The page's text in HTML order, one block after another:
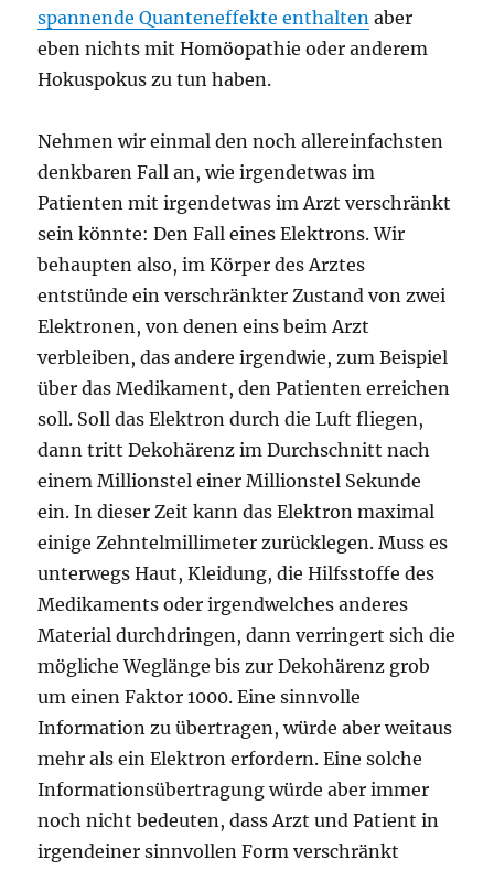
spannende Quanteneffekte enthalten aber
eben nichts mit Homöopathie oder anderem
Hokuspokus zu tun haben.
Nehmen wir einmal den noch allereinfachsten
denkbaren Fall an, wie irgendetwas im
Patienten mit irgendetwas im Arzt verschränkt
sein könnte: Den Fall eines Elektrons. Wir
behaupten also, im Körper des Arztes
entstünde ein verschränkter Zustand von zwei
Elektronen, von denen eins beim Arzt
verbleiben, das andere irgendwie, zum Beispiel
über das Medikament, den Patienten erreichen
soll. Soll das Elektron durch die Luft fliegen,
dann tritt Dekohärenz im Durchschnitt nach
einem Millionstel einer Millionstel Sekunde
ein. In dieser Zeit kann das Elektron maximal
einige Zehntelmillimeter zurücklegen. Muss es
unterwegs Haut, Kleidung, die Hilfsstoffe des
Medikaments oder irgendwelches anderes
Material durchdringen, dann verringert sich die
mögliche Weglänge bis zur Dekohärenz grob
um einen Faktor 1000. Eine sinnvolle
Information zu übertragen, würde aber weitaus
mehr als ein Elektron erfordern. Eine solche
Informationsübertragung würde aber immer
noch nicht bedeuten, dass Arzt und Patient in
irgendeiner sinnvollen Form verschränkt